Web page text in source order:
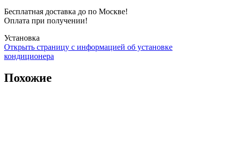
Бесплатная доставка до по Москве!
Оплата при получении!
Установка
Открыть страницу с информацией об установке
кондиционера
Похожие